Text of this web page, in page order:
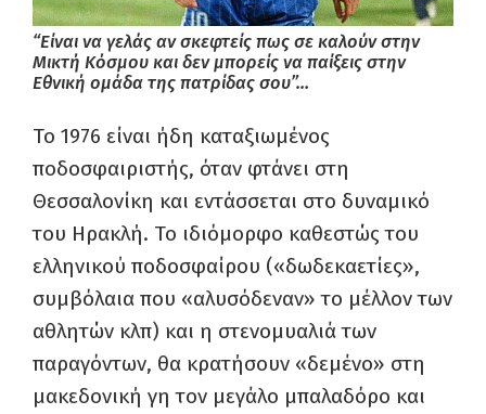
“Είναι να γελάς αν σκεφτείς πως σε καλούν στην
Μικτή Κόσμου και δεν μπορείς να παίξεις στην
Εθνική ομάδα της πατρίδας σου”…
Το 1976 είναι ήδη καταξιωμένος
ποδοσφαιριστής, όταν φτάνει στη
Θεσσαλονίκη και εντάσσεται στο δυναμικό
του Ηρακλή. Το ιδιόμορφο καθεστώς του
ελληνικού ποδοσφαίρου («δωδεκαετίες»,
συμβόλαια που «αλυσόδεναν» το μέλλον των
αθλητών κλπ) και η στενομυαλιά των
παραγόντων, θα κρατήσουν «δεμένο» στη
μακεδονική γη τον μεγάλο μπαλαδόρο και